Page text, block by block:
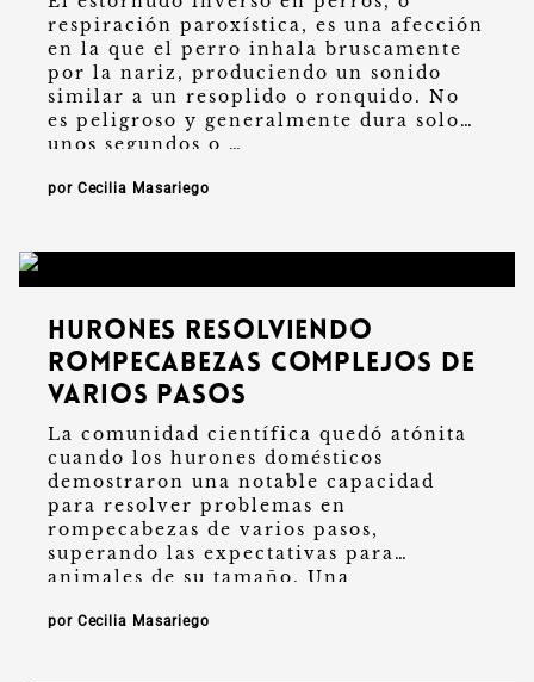
respiración paroxística, es una afección
en la que el perro inhala bruscamente
por la nariz, produciendo un sonido
similar a un resoplido o ronquido. No
es peligroso y generalmente dura solo
unos segundos o …
por Cecilia Masariego
Hurones resolviendo
rompecabezas complejos de
varios pasos
La comunidad científica quedó atónita
cuando los hurones domésticos
demostraron una notable capacidad
para resolver problemas en
rompecabezas de varios pasos,
superando las expectativas para
animales de su tamaño. Una
Universidad de Cambridge reveló que
por Cecilia Masariego